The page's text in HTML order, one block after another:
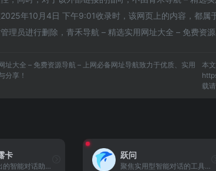
年10月4日 下午9:01收录时，该网页上的内容，都属
理员进行删除，青禾导航 – 精选实用网址大全 – 免费资
址大全 – 免费资源导航 – 上网必备网址导航致力于优质、实用
分享！
本
载
卡
面壁智能推出的智能对话助手，具备优秀的语言理解与生成能力，适配学习、工作与生活场景。
跃问
聚焦实用型智能对话的工具，支持信息查询、任务协助与轻量化内容创作，适配多场景需求。